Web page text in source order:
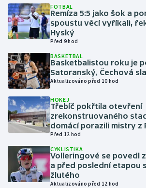
Krasobruslení
Lezení
Lyže a snowboard
Moderní pětiboj
Motorsport
Olympijské hry
Parasport
Plavání
FOTBAL
Remíza 5:5 jako šok a
spoustu věcí vyříkali,
Hyský
Před 9 hod
BASKETBAL
Basketbalistou roku je
Satoranský, Čechová
Aktualizováno před 10 hod
HOKEJ
Třebíč pokřtila otevření
zrekonstruovaného
domácí porazili mistry z
Před 12 hod
CYKLISTIKA
Volleringové se povedl
a před poslední etapou
žlutého
Aktualizováno před 12 hod